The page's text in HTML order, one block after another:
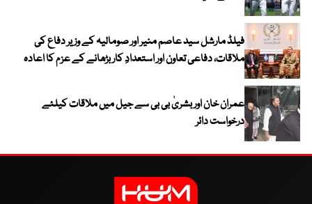
فیلڈ مارشل سید عاصم منیر اور صومالیہ کے وزیر دفاع کی
ملاقات، دفاعی تعاون اور استعدادِ کار بڑھانے کے عزم کا اعادہ
عمران خان اور بشریٰ بی بی سے جیل میں ملاقات کیلئے
درخواست دائر